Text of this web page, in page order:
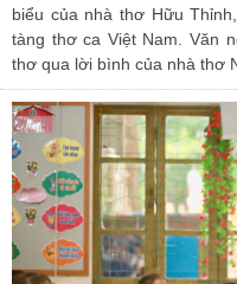
biểu của nhà thơ Hữu
tàng thơ ca Việt Nam. Văn
thơ qua lời bình của nhà thơ